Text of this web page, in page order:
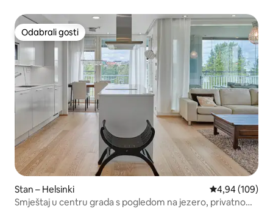
Odabrali gosti
Odabrali gosti
Stan – Helsinki Prosječna
4,94 (109)
Smještaj u centru grada s pogledom na jezero, privatnom